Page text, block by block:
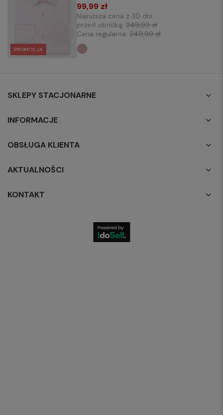
PROMOCJA
99,99 zł
Najniższa cena z 30 dni
przed obniżką: 249,99 zł
Cena regularna: 249,99 zł
SKLEPY STACJONARNE
INFORMACJE
OBSŁUGA KLIENTA
AKTUALNOŚCI
KONTAKT